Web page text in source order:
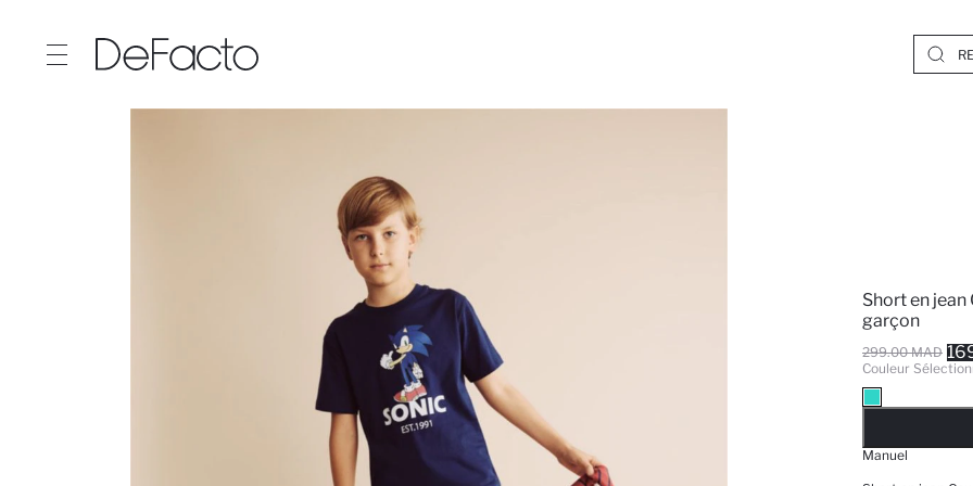
Short en
garçon
299.00 MAD
Couleur
Manuel